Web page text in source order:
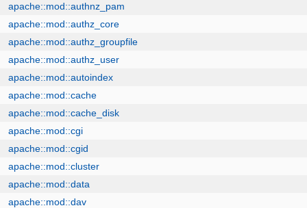
apache::mod::authnz_pam
apache::mod::authz_core
apache::mod::authz_groupfile
apache::mod::authz_user
apache::mod::autoindex
apache::mod::cache
apache::mod::cache_disk
apache::mod::cgi
apache::mod::cgid
apache::mod::cluster
apache::mod::data
apache::mod::dav